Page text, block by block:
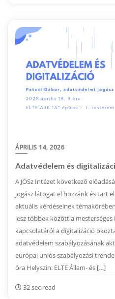
ÁPRILIS 14, 2026
Adatvédelem és
A JÖSz Intézet következő
jogász látogat el hozzánk és tart
aktuális kérdéseinek
lesz többek között a
kapcsolatáról a digitalizáció
adatvédelem szabályozásának
európai uniós szabályozási
óra Helyszín: ELTE Állam- és […]
32 sec read